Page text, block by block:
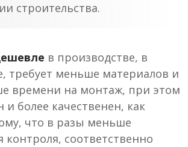
строительства.
в производстве, в
требует меньше материалов и
времени на монтаж, при этом
и более качественен, как
что в разы меньше
контроля, соответственно